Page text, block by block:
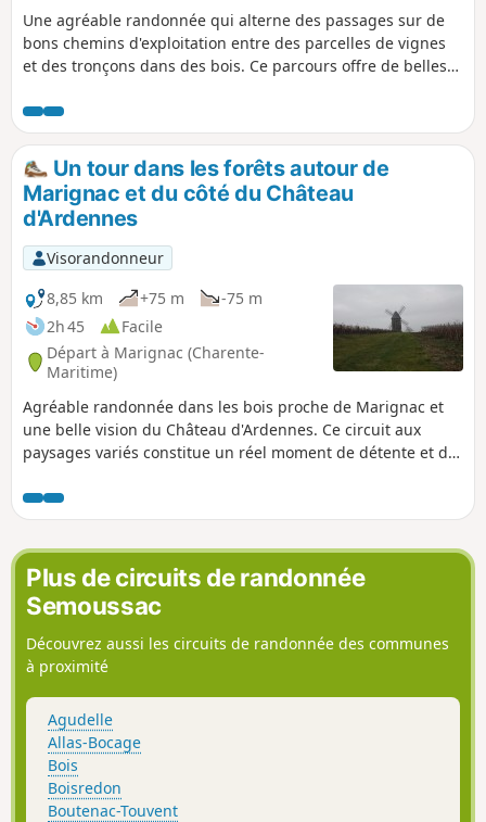
Une agréable randonnée qui alterne des passages sur de
bons chemins d'exploitation entre des parcelles de vignes
et des tronçons dans des bois. Ce parcours offre de belles
du calme de ce secteur.
Un tour dans les forêts autour de
Marignac et du côté du Château
d'Ardennes
Visorandonneur
8,85 km
+75 m
-75 m
2h 45
Facile
Départ à Marignac (Charente-
Maritime)
Agréable randonnée dans les bois proche de Marignac et
une belle vision du Château d'Ardennes. Ce circuit aux
paysages variés constitue un réel moment de détente et de
sortant du bois est un réel ravissement et une belle
surprise compte-tenu de l'état du bâtiment.
Plus de circuits de randonnée
Semoussac
Découvrez aussi les circuits de randonnée des communes
à proximité
Agudelle
Allas-Bocage
Bois
Boisredon
Boutenac-Touvent